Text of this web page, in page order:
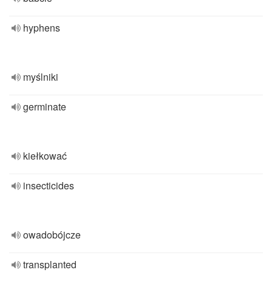
hyphens
myślniki
germinate
kiełkować
insecticides
owadobójcze
transplanted